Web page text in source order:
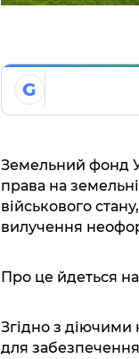
G
Земельний фонд
права на
військового
вилучення
Про це йдеться на
Згідно з діючими
для